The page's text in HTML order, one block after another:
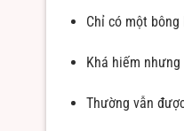
Chỉ có một
Khá hiếm
Thường vẫn